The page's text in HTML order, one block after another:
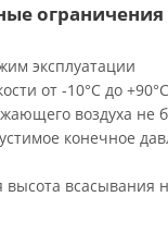
ограничения
эксплуатации
от -10°C до +90°C
воздуха не
конечное
всасывания